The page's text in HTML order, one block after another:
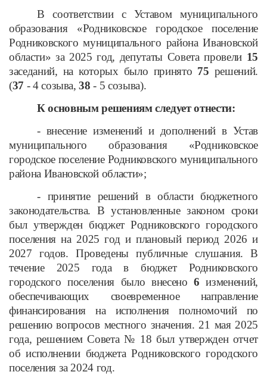
В соответствии с Уставом муниципального
образования «Родниковское городское поселение
Родниковского муниципального района Ивановской
области» за 2025 год, депутаты Совета провели 15
заседаний, на которых было принято 75 решений.
(37 - 4 созыва,38 - 5 созыва).
К основным решениям следует отнести:
- внесение изменений и дополнений в Устав
муниципального образования «Родниковское
городское поселение Родниковского муниципального
района Ивановской области»;
- принятие решений в области бюджетного
законодательства. В установленные законом сроки
был утвержден бюджет Родниковского городского
поселения на 2025 год и плановый период 2026 и
2027 годов. Проведены публичные слушания. В
течение 2025 года в бюджет Родниковского
городского поселения было внесено6изменений,
обеспечивающих своевременное направление
финансирования на исполнения полномочий по
решению вопросов местного значения. 21 мая 2025
года, решением Совета № 18 был утвержден отчет
об исполнении бюджета Родниковского городского
поселения за 2024 год.